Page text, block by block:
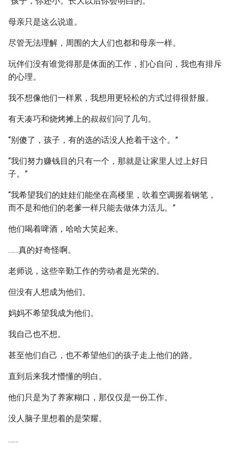
母亲只是这么说道。
尽管无法理解，周围的大人们也都和母亲一样。
玩伴们没有谁觉得那是体面的工作，扪心自问，我也有排斥
的心理。
我不想像他们一样累，我想用更轻松的方式过得很舒服。
有天凑巧和烧烤摊上的叔叔们问了几句。
“别傻了，孩子，有的选的话没人抢着干这个。”
“我们努力赚钱目的只有一个，那就是让家里人过上好日
子。”
“我希望我们的娃娃们能坐在高楼里，吹着空调握着钢笔，
而不是和他们的老爹一样只能去做体力活儿。”
他们喝着啤酒，哈哈大笑起来。
……真的好奇怪啊。
老师说，这些辛勤工作的劳动者是光荣的。
但没有人想成为他们。
妈妈不希望我成为他们。
我自己也不想。
甚至他们自己，也不希望他们的孩子走上他们的路。
直到后来我才懵懂的明白。
他们只是为了养家糊口，那仅仅是一份工作。
没人脑子里想着的是荣耀。
……